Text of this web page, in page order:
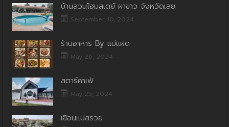
บ้านสวนโฮมสเตย์ ผาขาว จังหวัดเลย
September 10, 2024
ร้านอาหาร By แม่แฝด
May 26, 2024
สตาร์คาเฟ่
May 25, 2024
เขื่อนแม่สรวย